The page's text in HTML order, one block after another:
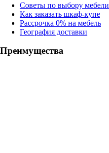
Советы по выбору мебели
Как заказать шкаф-купе
Рассрочка 0% на мебель
География доставки
Преимущества